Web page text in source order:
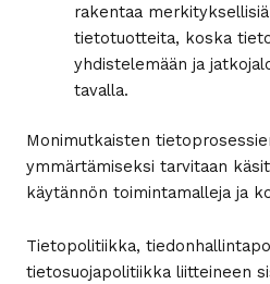
rakentaa
tietotuotteita, koska
yhdistelemään ja
tavalla.
Monimutkaisten
ymmärtämiseksi tarvitaan
käytännön toimintamalleja ja
Tietopolitiikka,
tietosuojapolitiikka liitteineen